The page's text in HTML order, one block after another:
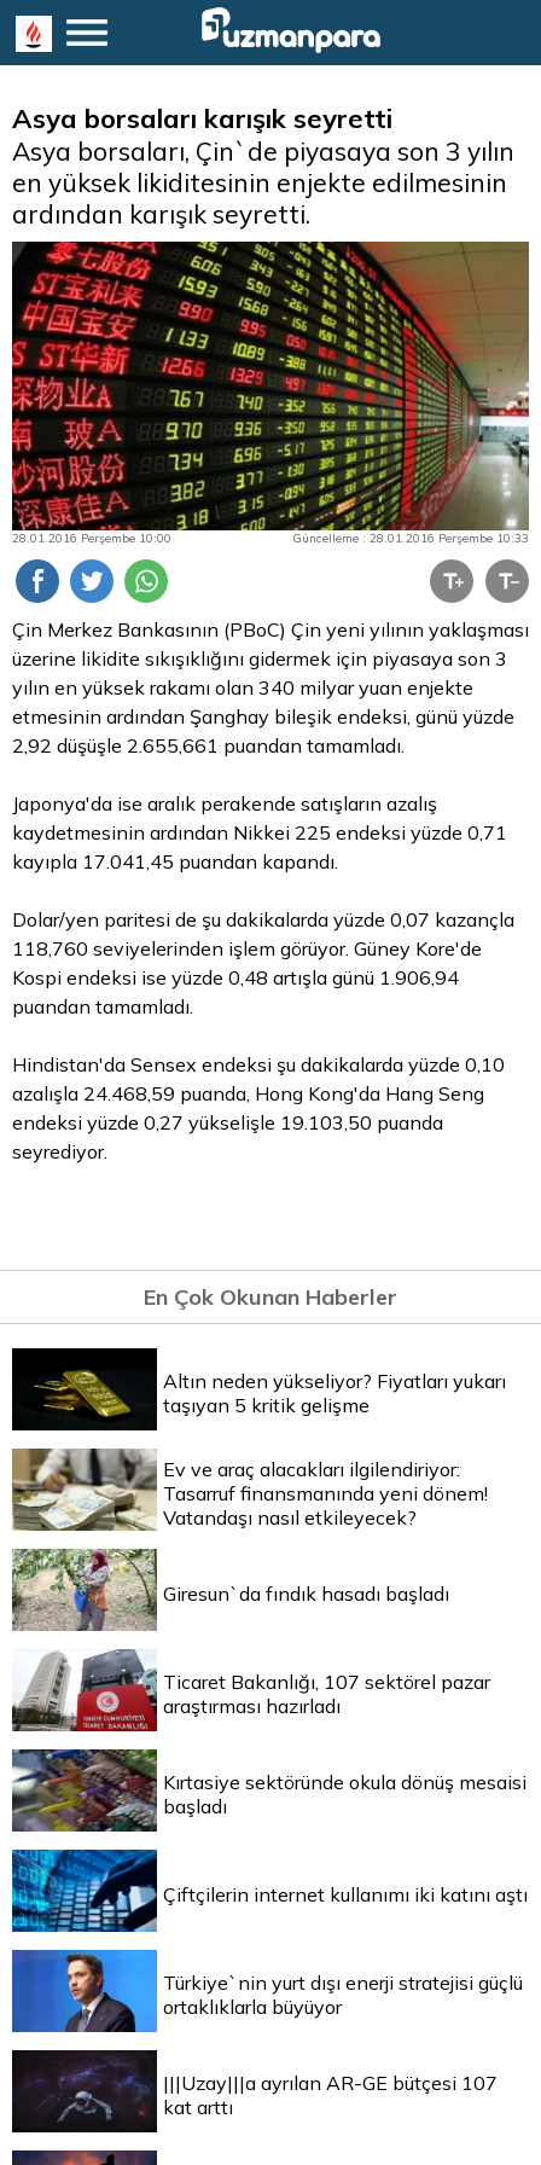
Asya borsaları karışık seyretti
Asya borsaları, Çin`de piyasaya son 3 yılın
en yüksek likiditesinin enjekte edilmesinin
ardından karışık seyretti.
28.01.2016 Perşembe 10:00 Güncelleme : 28.01.2016 Perşembe 10:33
Çin Merkez Bankasının (PBoC) Çin yeni yılının yaklaşması
üzerine likidite sıkışıklığını gidermek için piyasaya son 3
yılın en yüksek rakamı olan 340 milyar yuan enjekte
etmesinin ardından Şanghay bileşik endeksi, günü yüzde
2,92 düşüşle 2.655,661 puandan tamamladı.
Japonya'da ise aralık perakende satışların azalış
kaydetmesinin ardından Nikkei 225 endeksi yüzde 0,71
kayıpla 17.041,45 puandan kapandı.
Dolar/yen paritesi de şu dakikalarda yüzde 0,07 kazançla
118,760 seviyelerinden işlem görüyor. Güney Kore'de
Kospi endeksi ise yüzde 0,48 artışla günü 1.906,94
puandan tamamladı.
Hindistan'da Sensex endeksi şu dakikalarda yüzde 0,10
azalışla 24.468,59 puanda, Hong Kong'da Hang Seng
endeksi yüzde 0,27 yükselişle 19.103,50 puanda
seyrediyor.
En Çok Okunan Haberler
Altın neden yükseliyor? Fiyatları yukarı
taşıyan 5 kritik gelişme
Ev ve araç alacakları ilgilendiriyor:
Tasarruf finansmanında yeni dönem!
Vatandaşı nasıl etkileyecek?
Giresun`da fındık hasadı başladı
Ticaret Bakanlığı, 107 sektörel pazar
araştırması hazırladı
Kırtasiye sektöründe okula dönüş mesaisi
başladı
Çiftçilerin internet kullanımı iki katını aştı
Türkiye`nin yurt dışı enerji stratejisi güçlü
ortaklıklarla büyüyor
|||Uzay|||a ayrılan AR-GE bütçesi 107
kat arttı